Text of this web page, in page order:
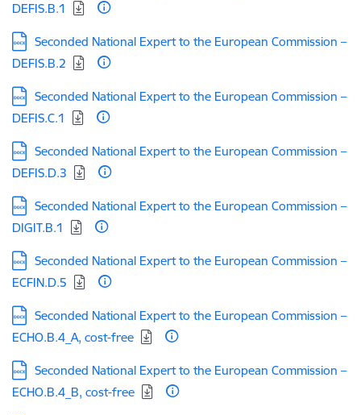
DEFIS.B.1
Lejupielādēt:
Seconded National Expert to the European Commission –
DEFIS.B.2
Lejupielādēt:
Seconded National Expert to the European Commission –
DEFIS.C.1
Lejupielādēt:
Seconded National Expert to the European Commission –
DEFIS.D.3
Lejupielādēt:
Seconded National Expert to the European Commission –
DIGIT.B.1
Lejupielādēt:
Seconded National Expert to the European Commission –
ECFIN.D.5
Lejupielādēt:
Seconded National Expert to the European Commission –
ECHO.B.4_A, cost-free
Lejupielādēt:
Seconded National Expert to the European Commission –
ECHO.B.4_B, cost-free